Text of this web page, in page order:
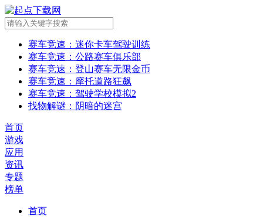
赛车竞速 ：迷你卡车驾驶训练
赛车竞速 ：公路赛车俱乐部
赛车竞速 ：登山赛车无限金币
赛车竞速 ：摩托道路狂飙
赛车竞速 ：驾驶学校模拟2
找物解谜 ：阴暗的迷宫
首页
游戏
应用
资讯
专题
榜单
首页